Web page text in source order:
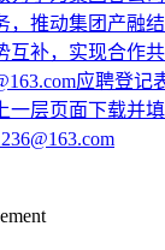
，推动集团产融
互补，实现合作
应聘登
一层页面下载并